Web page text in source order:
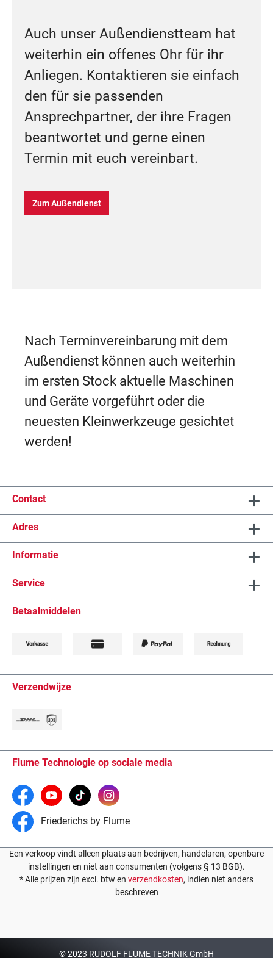
Auch unser Außendienstteam hat
weiterhin ein offenes Ohr für ihr
Anliegen. Kontaktieren sie einfach
den für sie passenden
Ansprechpartner, der ihre Fragen
beantwortet und gerne einen
Termin mit euch vereinbart.
Zum Außendienst
Nach Terminvereinbarung mit dem
Außendienst können auch weiterhin
im ersten Stock aktuelle Maschinen
und Geräte vorgeführt oder die
neuesten Kleinwerkzeuge gesichtet
werden!
Contact
Adres
Informatie
Service
Betaalmiddelen
Verzendwijze
Flume Technologie op sociale media
Friederichs by Flume
Een verkoop vindt alleen plaats aan bedrijven, handelaren, openbare
instellingen en niet aan consumenten (volgens § 13 BGB).
* Alle prijzen zijn excl. btw en verzendkosten, indien niet anders
beschreven
© 2023 RUDOLF FLUME TECHNIK GmbH